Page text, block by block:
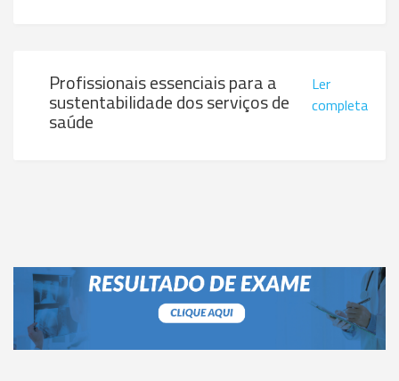
Profissionais essenciais para a
sustentabilidade dos serviços de
saúde
Ler
completa